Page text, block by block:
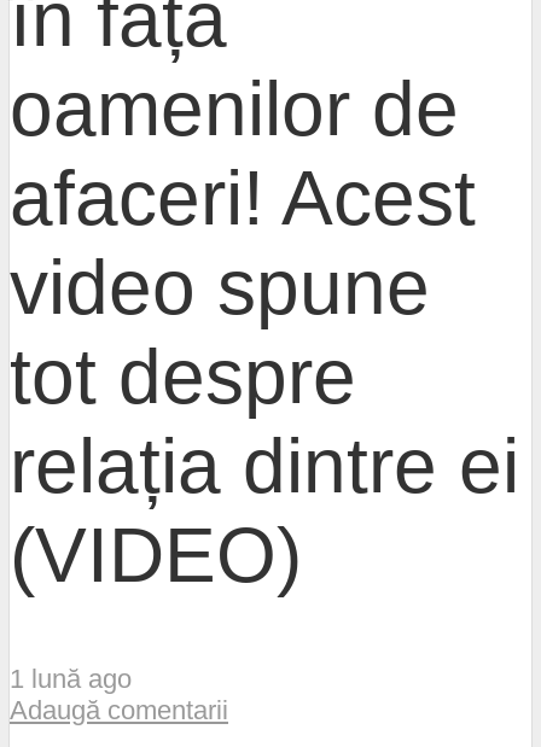
în fața
oamenilor de
afaceri! Acest
video spune
tot despre
relația dintre ei
(VIDEO)
1 lună ago
Adaugă comentarii